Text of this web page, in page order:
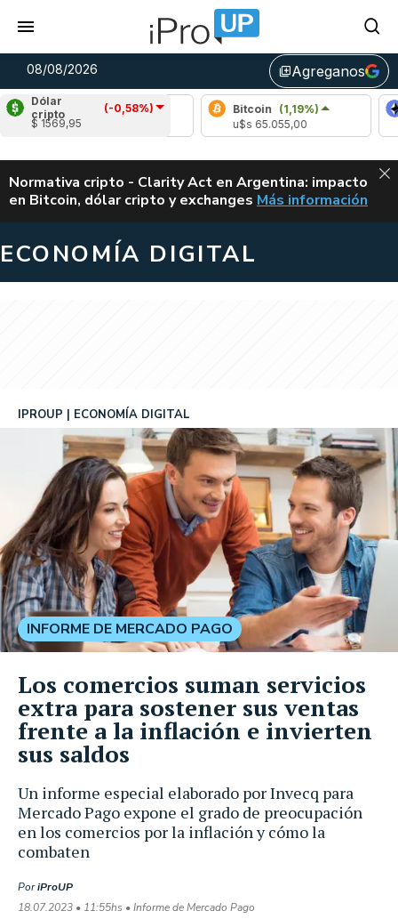
08/08/2026 library_addAgreganos
Dólar
cripto
(-0,58%)
$ 1569,95
Bitcoin
(1,19%)
u$s 65.055,00
ALERTA
Normativa cripto - Clarity Act en Argentina: impacto
en Bitcoin, dólar cripto y exchanges CLARITY ACT EN
Más información
ECONOMÍA DIGITAL
Un informe especial elaborado por Invecq para
Mercado Pago expone el grado de preocupación
en los comercios por la inflación y cómo la
combaten
IPROUP ECONOMÍA DIGITAL
PoriProUP
18.07.2023 • 11:55hs • Informe de Mercado Pago
INFORME DE MERCADO PAGO
Los comercios suman servicios
extra para sostener sus ventas
frente a la inflación e invierten
sus saldos